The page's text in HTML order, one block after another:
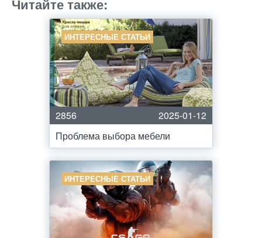
Читайте также:
ИНТЕРЕСНЫЕ СТАТЬИ
2856
2025-01-12
Проблема выбора мебели
ИНТЕРЕСНЫЕ СТАТЬИ